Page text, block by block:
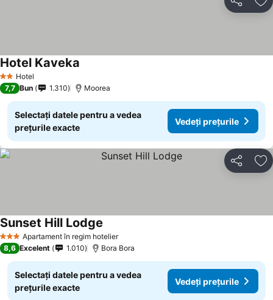
Distribuiți
2 SteleHotel
Hotel Kaveka
7,7 Bun 1.310 Moorea
Selectați datele pentru a vedea
prețurile exacte
Vedeți prețurile
Distribuiți
3 SteleApartament în regim hotelier
Sunset Hill Lodge
8,6 Excelent 1.010 Bora Bora
Selectați datele pentru a vedea
prețurile exacte
Vedeți prețurile